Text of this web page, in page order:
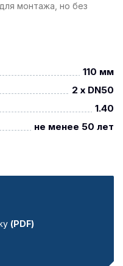
монтажа, но без
110 мм
2 x DN50
1.40
не менее 50 лет
(PDF)